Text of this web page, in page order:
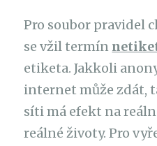
Pro soubor pravidel
se vžil termín
etiketa. Jakkoli
internet může zdát,
síti má efekt na
reálné životy. Pro